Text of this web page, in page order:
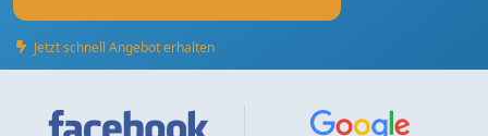
Jetzt schnell Angebot erhalten